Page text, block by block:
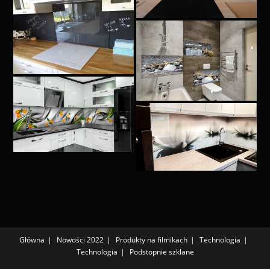
Główna Nowości 2022 Produkty na filmikach
Technologia
Technologia
Podstopnie szklane